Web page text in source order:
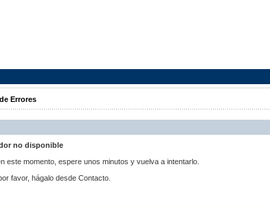
Errores
no disponible
este momento, espere unos minutos y vuelva a intentarlo.
favor, hágalo desde Contacto.